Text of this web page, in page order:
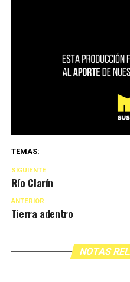
TEMAS:
SIGUIENTE
Río Clarín
ANTERIOR
Tierra adentro
NOTAS